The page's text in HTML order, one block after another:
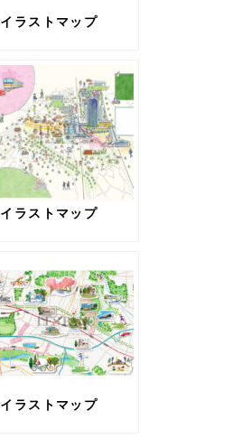
イラストマップ
イラストマップ
イラストマップ